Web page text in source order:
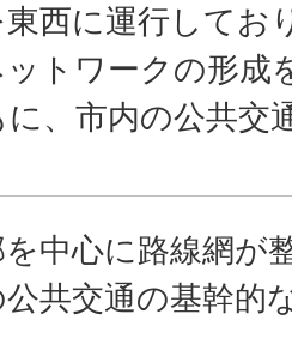
西に運行してお
トワークの形成
に、市内の公共交
中心に路線網が
共交通の基幹的